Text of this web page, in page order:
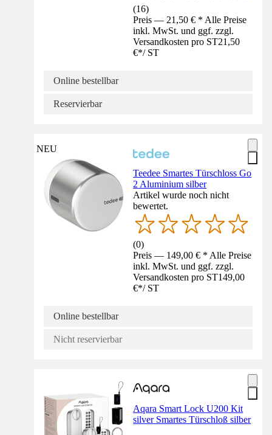
(16)
Preis — 21,50 € * Alle Preise
inkl. MwSt. und ggf. zzgl.
Versandkosten pro ST21,50
€*/ ST
Online bestellbar
Reservierbar
NEU
Teedee Smartes Türschloss Go
2 Aluminium silber
Artikel wurde noch nicht
bewertet.
(0)
Preis — 149,00 € * Alle Preise
inkl. MwSt. und ggf. zzgl.
Versandkosten pro ST149,00
€*/ ST
Online bestellbar
Nicht reservierbar
Aqara Smart Lock U200 Kit
silver Smartes Türschloß silber